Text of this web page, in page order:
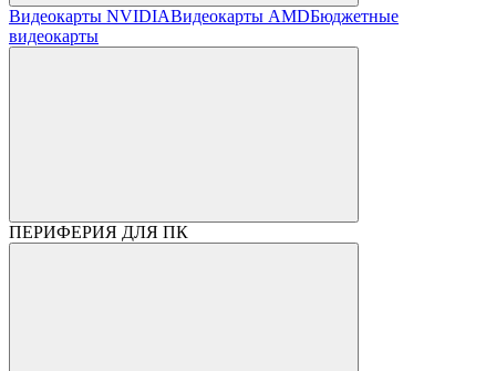
Видеокарты NVIDIAВидеокарты AMDБюджетные
видеокарты
ПЕРИФЕРИЯ ДЛЯ ПК